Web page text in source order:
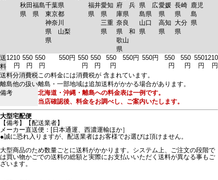
秋田
県
福島
県
千葉県
東京都
神奈川
県 山梨
県
福井
県
愛知
県
三重
県
府 兵
庫県
奈良
県 和
歌山
県
県 広
島県
山口
県
愛媛
県
高知
県
長崎
県
大分
県
鹿児
島
県
送
料
1210
円
550
円
550
円
550円 550
円
550
円
550
円
550円 550円
550
円
550
円
550
円
1210
円
送料分消費税この料金には消費税が 含まれています。
離島他の扱い離島・一部地域は追加送料がかかる場合があります。
備考
北海道・沖縄・離島への料金表は一例です。
当店確認後、料金をお調べし、ご案内いたします。
大型宅配便
【備考】【配送業者】
メーカー直送便：[日本通運、西濃運輸ほか］
●誠に恐れ入りますが、配送業者はお客様でお選びは頂けません。
大型商品のため数量ごとに送料がかかります。システム上、ご注文の段階で
は買い物かごでの送料の総額と実際にお支払いいただく送料が異なる事もご
ざいます。